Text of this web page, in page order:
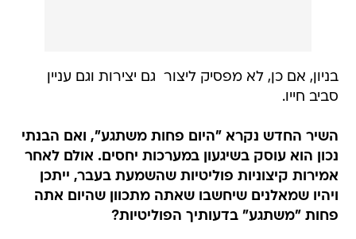
בניון, אם כן, לא מפסיק ליצור  גם יצירות וגם עניין
סביב חייו.
השיר החדש נקרא "היום פחות משתגע", ואם הבנתי
נכון הוא עוסק בשיגעון במערכות יחסים. אולם לאחר
אמירות קיצוניות פוליטיות שהשמעת בעבר, ייתכן
ויהיו שמאלנים שיחשבו שאתה מתכוון שהיום אתה
פחות "משתגע" בדעותיך הפוליטיות?